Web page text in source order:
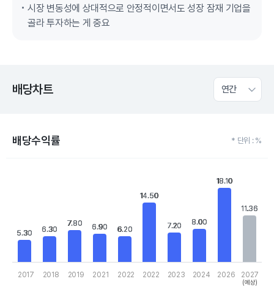
시장 변동성에 상대적으로 안정적이면서도 성장 잠재 기업을
골라 투자하는 게 중요
배당차트 연간
배당수익률 * 단위 : %
The chart has 1 X axis displaying categories.
The chart has 1 Y axis displaying values. Data ranges from 5.3
5.30
5.30 6.30
6.30
7.80
7.80 6.90
6.90 6.20
6.20
14.50
14.50
7.20
7.20 8.00
8.00
18.10
18.10
11.36
11.36
2017 2018 2019 2021 2022 2022 2023 2024 2026 2027
(예상)